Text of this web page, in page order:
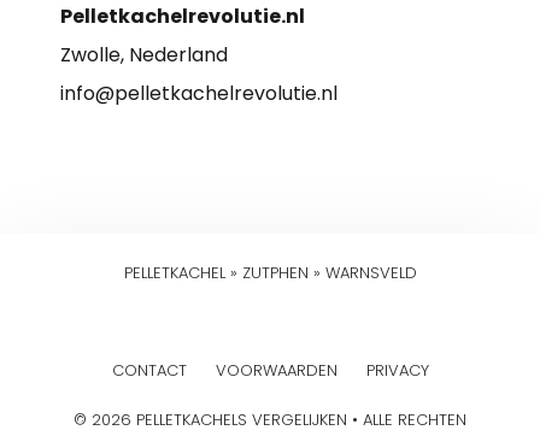
Pelletkachelrevolutie.nl
Zwolle, Nederland
info@pelletkachelrevolutie.nl
PELLETKACHEL» ZUTPHEN » WARNSVELD
CONTACT VOORWAARDEN PRIVACY
© 2026 PELLETKACHELS VERGELIJKEN • ALLE RECHTEN